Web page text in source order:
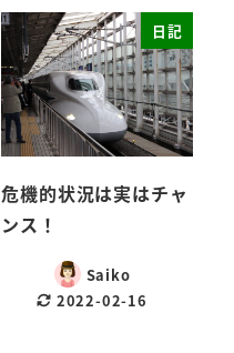
日記
危機的状況は実はチャ
ンス！
Saiko
2022-02-16